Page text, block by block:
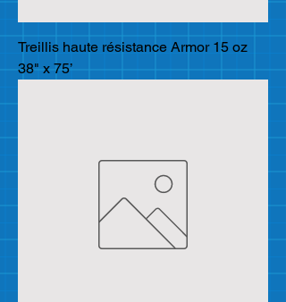
Treillis haute résistance Armor 15 oz
38" x 75’